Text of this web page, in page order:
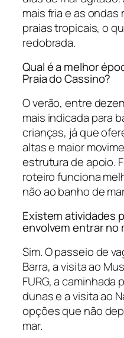
mais fria e as
praias tropicais, o
redobrada.
Qual é a melhor
Praia do Cassino?
O verão, entre
mais indicada para
crianças, já que
altas e maior
estrutura de apoio.
roteiro funciona
não ao banho de
Existem atividades
envolvem entrar no
Sim. O passeio de
Barra, a visita ao
FURG, a caminhada
dunas e a visita ao
opções que não
mar.